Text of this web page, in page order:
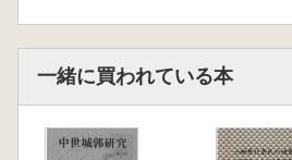
一緒に買われている本